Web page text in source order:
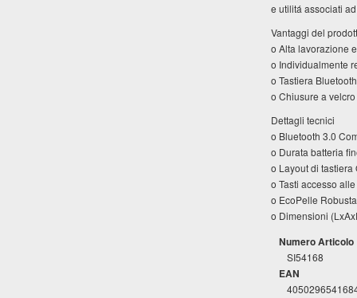
e utilitá associati
Vantaggi del
o Alta lavorazione
o Individualmente
o Tastiera
o Chiusure a
Dettagli tecnici
o Bluetooth 3.0
o Durata batteria
o Layout di tastiera
o Tasti accesso
o EcoPelle
o Dimensioni
Numero Articolo
SI54168
EAN